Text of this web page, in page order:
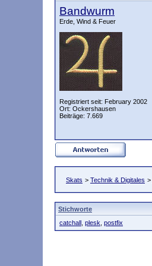
Bandwurm
Erde, Wind & Feuer
Registriert seit: February 2002
Ort: Ockershausen
Beiträge: 7.669
Skats > Technik & Digitales >
Stichworte
catchall plesk postfix